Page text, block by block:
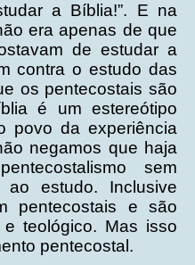
a Bíblia!”. E na
era apenas de que
de estudar a
contra o estudo das
os pentecostais são
é um estereótipo
povo da experiência
negamos que haja
sem
estudo. Inclusive
pentecostais e são
teológico. Mas isso
pentecostal.